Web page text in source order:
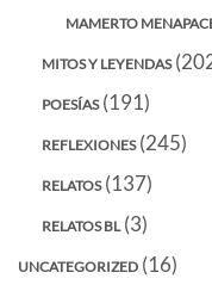
MAMERTO
MITOS Y LEYENDAS
POESÍAS(191)
REFLEXIONES(245)
RELATOS(137)
RELATOS BL(3)
UNCATEGORIZED (16)